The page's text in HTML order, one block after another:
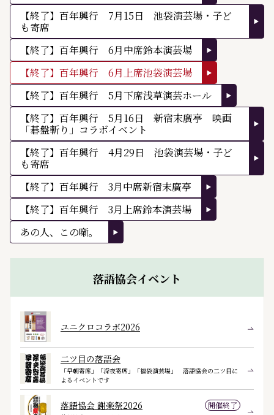
【終了】百年興行 7月15日 池袋演芸場・子ど
も寄席
【終了】百年興行 6月中席鈴本演芸場
【終了】百年興行 6月上席池袋演芸場
【終了】百年興行 5月下席浅草演芸ホール
【終了】百年興行 5月16日 新宿末廣亭 映画
「碁盤斬り」コラボイベント
【終了】百年興行 4月29日 池袋演芸場・子ど
も寄席
【終了】百年興行 3月中席新宿末廣亭
【終了】百年興行 3月上席鈴本演芸場
あの人、この噺。
落語協会イベント
ユニクロコラボ2026
二ツ目の落語会
「早朝寄席」「深夜寄席」「福袋演芸場」 落語協会の二ツ目に
よるイベントです
落語協会 謝楽祭2026 開催終了